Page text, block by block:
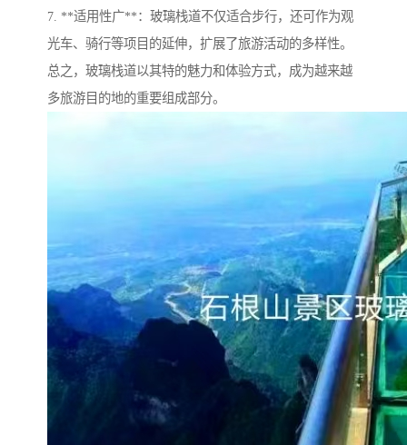
7. **适用性广**：玻璃栈道不仅适合步行，还可作为观
光车、骑行等项目的延伸，扩展了旅游活动的多样性。
总之，玻璃栈道以其特的魅力和体验方式，成为越来越
多旅游目的地的重要组成部分。